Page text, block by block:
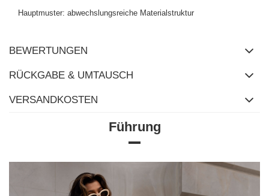
Hauptmuster: abwechslungsreiche Materialstruktur
BEWERTUNGEN
RÜCKGABE & UMTAUSCH
VERSANDKOSTEN
Führung